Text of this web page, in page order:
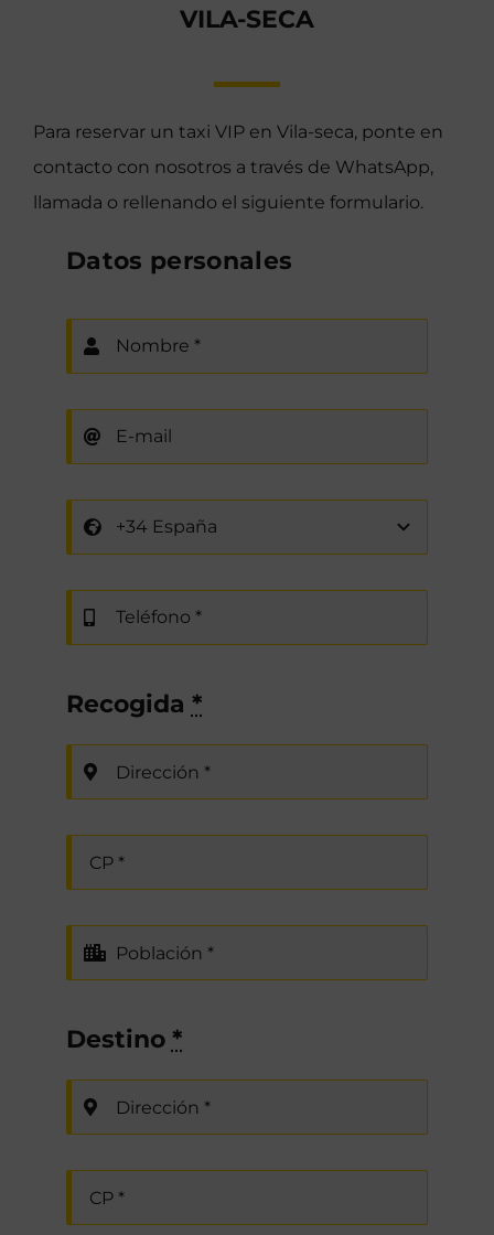
VILA-SECA
Para reservar un taxi VIP en Vila-seca, ponte en
contacto con nosotros a través de WhatsApp,
llamada o rellenando el siguiente formulario.
Datos personales
Recogida *
Destino *